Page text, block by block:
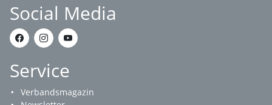
Social Media
Service
Verbandsmagazin